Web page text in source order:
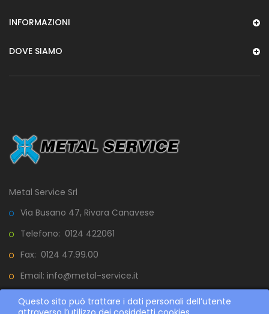
Questo sito può trattare i dati personali dell’utente
INFORMAZIONI
DOVE SIAMO
Metal Service Srl
Via Busano 47, Rivara Canavese
Telefono: 0124 422061
Fax: 0124 47.99.00
Email: info@metal-service.it